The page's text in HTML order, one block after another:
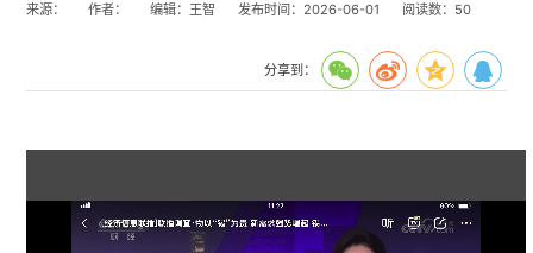
来源： 作者： 编辑：王智 发布时间：2026-06-01 阅读数： 50
分享到：